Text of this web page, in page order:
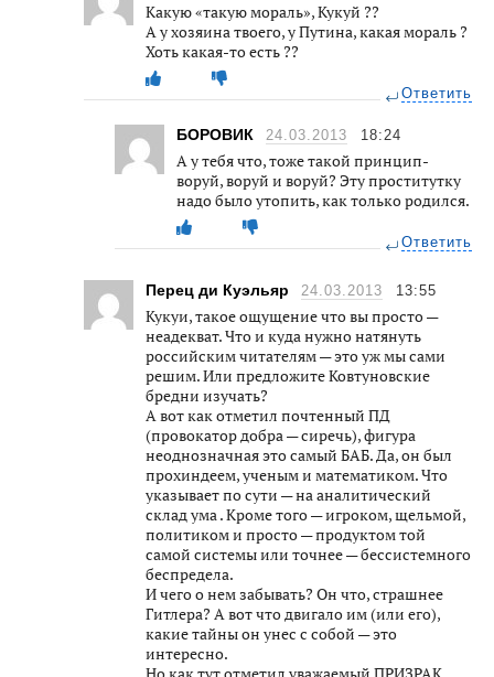
Какую «такую мораль», Кукуй ??
А у хозяина твоего, у Путина, какая мораль ?
Хоть какая-то есть ??
Ответить
БОРОВИК 24.03.2013 18:24
А у тебя что, тоже такой принцип-
воруй, воруй и воруй? Эту проститутку
надо было утопить, как только родился.
Ответить
Перец ди Куэльяр 24.03.2013 13:55
Кукуи, такое ощущение что вы просто —
неадекват. Что и куда нужно натянуть
российским читателям — это уж мы сами
решим. Или предложите Ковтуновские
бредни изучать?
А вот как отметил почтенный ПД
(провокатор добра — сиречь), фигура
неоднозначная это самый БАБ. Да, он был
прохиндеем, ученым и математиком. Что
указывает по сути — на аналитический
склад ума . Кроме того — игроком, щельмой,
политиком и просто — продуктом той
самой системы или точнее — бессистемного
беспредела.
И чего о нем забывать? Он что, страшнее
Гитлера? А вот что двигало им (или его),
какие тайны он унес с собой — это
интересно.